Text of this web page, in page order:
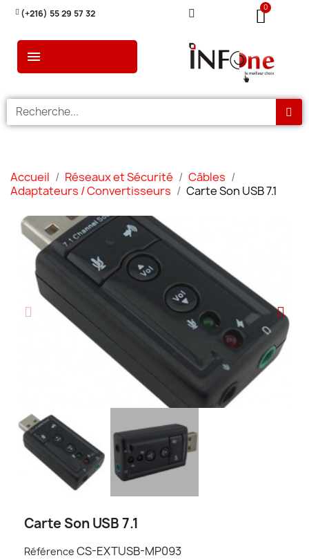
(+216) 55 29 57 32
Accueil Réseaux et Sécurité
Câbles
Adaptateurs / Convertisseurs
Carte Son USB 7.1
Carte Son USB 7.1
Référence CS-EXTUSB-MP093